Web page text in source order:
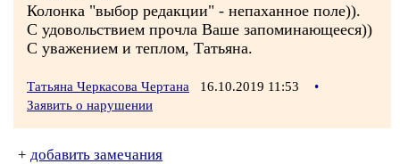
Колонка "выбор редакции" - непаханное поле)).
С удовольствием прочла Ваше запоминающееся))
С уважением и теплом, Татьяна.
Татьяна Черкасова Чертана 16.10.2019 11:53
•
Заявить о нарушении
+ добавить замечания